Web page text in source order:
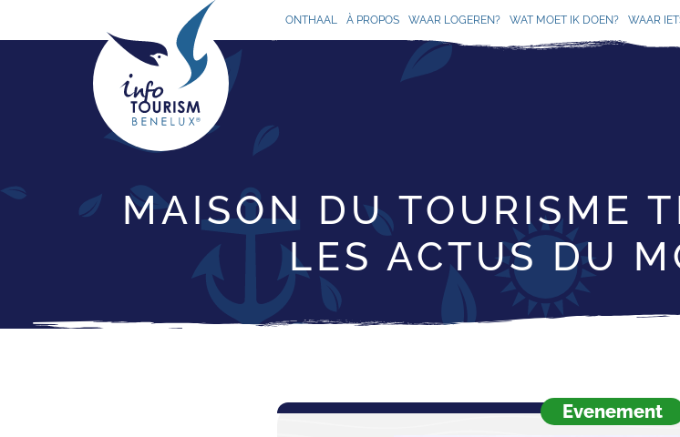
ONTHAAL À PROPOS WAAR LOGEREN? WAT MOET IK DOEN? WAAR
MAISON DU TOURISME
LES ACTUS DU
Evenement